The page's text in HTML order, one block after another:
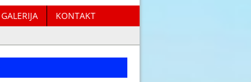
GALERIJA
KONTAKT